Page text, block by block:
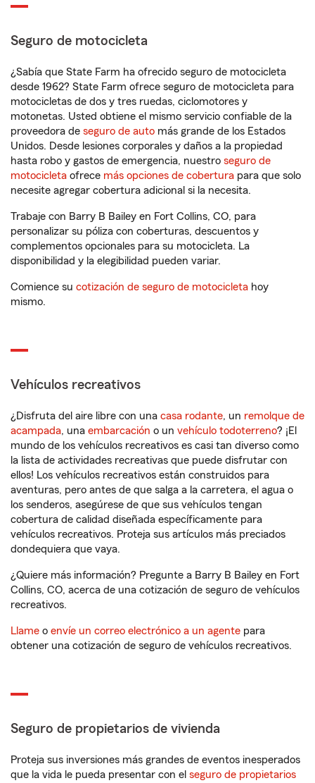
Seguro de motocicleta
¿Sabía que State Farm ha ofrecido seguro de motocicleta
desde 1962? State Farm ofrece seguro de motocicleta para
motocicletas de dos y tres ruedas, ciclomotores y
motonetas. Usted obtiene el mismo servicio confiable de la
proveedora de seguro de auto más grande de los Estados
Unidos. Desde lesiones corporales y daños a la propiedad
hasta robo y gastos de emergencia, nuestro seguro de
motocicleta ofrece más opciones de cobertura para que solo
necesite agregar cobertura adicional si la necesita.
Trabaje con Barry B Bailey en Fort Collins, CO, para
personalizar su póliza con coberturas, descuentos y
complementos opcionales para su motocicleta. La
disponibilidad y la elegibilidad pueden variar.
Comience su cotización de seguro de motocicleta hoy
mismo.
Vehículos recreativos
¿Disfruta del aire libre con una casa rodante, un remolque de
acampada, una embarcación o un vehículo todoterreno? ¡El
mundo de los vehículos recreativos es casi tan diverso como
la lista de actividades recreativas que puede disfrutar con
ellos! Los vehículos recreativos están construidos para
aventuras, pero antes de que salga a la carretera, el agua o
los senderos, asegúrese de que sus vehículos tengan
cobertura de calidad diseñada específicamente para
vehículos recreativos. Proteja sus artículos más preciados
dondequiera que vaya.
¿Quiere más información? Pregunte a Barry B Bailey en Fort
Collins, CO, acerca de una cotización de seguro de vehículos
recreativos.
Llame o envíe un correo electrónico a un agente para
obtener una cotización de seguro de vehículos recreativos.
Seguro de propietarios de vivienda
Proteja sus inversiones más grandes de eventos inesperados
que la vida le pueda presentar con el seguro de propietarios